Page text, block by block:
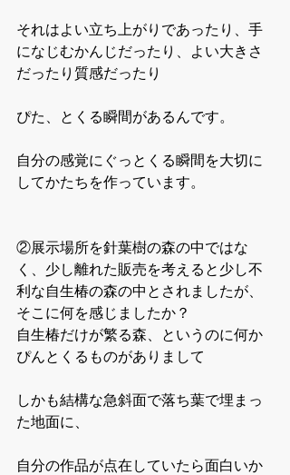
それはよい立ち上がりであったり、手
になじむかんじだったり、よい大きさ
だったり質感だったり
ぴた、とくる瞬間があるんです。
自分の感覚にぐっとくる瞬間を大切に
してかたちを作っています。
②展示場所を針葉樹の森の中ではな
く、少し離れた販売を考えると少し不
利な自生椿の森の中とされましたが、
そこに何を感じましたか？
自生椿だけが繁る森、というのに何か
ぴんとくるものがありまして
しかも結構な急斜面で落ち葉で埋まっ
た地面に、
自分の作品が点在していたら面白いか